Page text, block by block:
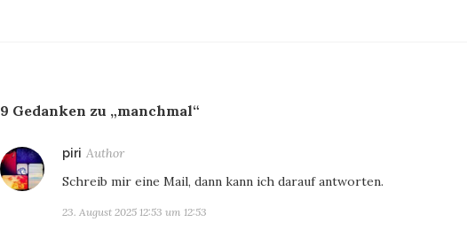
9 Gedanken zu „manchmal“
piri sagt:
Schreib mir eine Mail, dann kann ich darauf antworten.
23. August 2025 12:53 um 12:53